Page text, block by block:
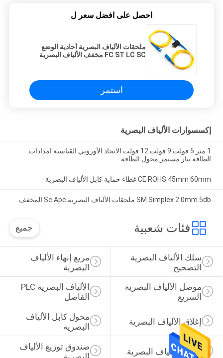
احصل على افضل سعر ل
ملحقات الألياف البصرية أحادية الوضع
FC ST LC SC مخفف الألياف البصرية
استمر
إكسسوارات الألياف البصرية
1 متر 5 فولت 9 فولت 12 فولت الاتحاد الأوروبي القياسية امدادات
الطاقة تيار مستمر محول الطاقة
CE ROHS 45mm 60mm غطاء حماية كابل الألياف البصرية
SM Simplex 2.0mm 5db ملحقات الألياف البصرية Sc Apc المخفف
فئات شعبية جميع
مربع إنهاء الألياف
البصرية
سلك الألياف البصرية
التصحيح
الفاصل
موصل الألياف البصرية
السريع
محول كابل الألياف
البصرية
إغلاق الألياف البصرية
صندوق توزيع الألياف
محول الألياف البصرية